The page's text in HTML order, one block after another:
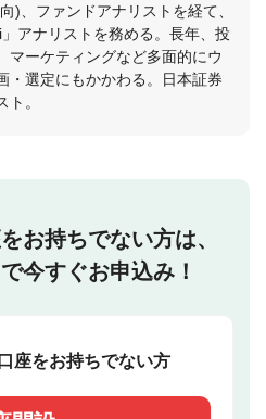
)、ファンドアナリストを経て、
アナリストを務める。長年、投
マーケティングなど多面的にウ
・選定にもかかわる。日本証券
。
お持ちでない方は、
今すぐお申込み！
座をお持ちでない方